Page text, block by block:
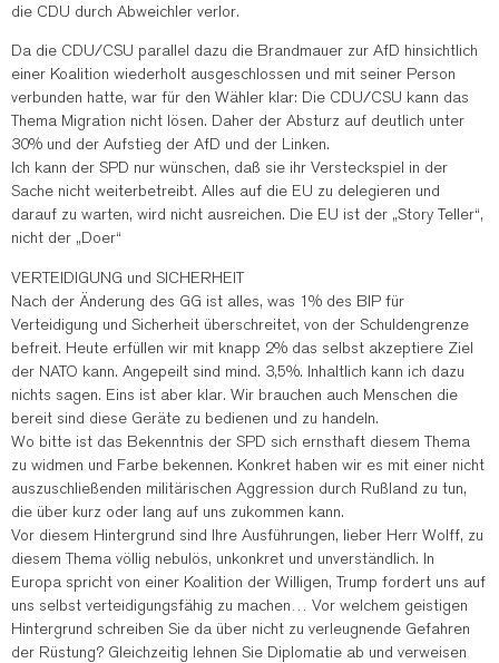
die CDU durch Abweichler verlor.
Da die CDU/CSU parallel dazu die Brandmauer zur AfD hinsichtlich
einer Koalition wiederholt ausgeschlossen und mit seiner Person
verbunden hatte, war für den Wähler klar: Die CDU/CSU kann das
Thema Migration nicht lösen. Daher der Absturz auf deutlich unter
30% und der Aufstieg der AfD und der Linken.
Ich kann der SPD nur wünschen, daß sie ihr Versteckspiel in der
Sache nicht weiterbetreibt. Alles auf die EU zu delegieren und
darauf zu warten, wird nicht ausreichen. Die EU ist der „Story Teller“,
nicht der „Doer“
VERTEIDIGUNG und SICHERHEIT
Nach der Änderung des GG ist alles, was 1% des BIP für
Verteidigung und Sicherheit überschreitet, von der Schuldengrenze
befreit. Heute erfüllen wir mit knapp 2% das selbst akzeptiere Ziel
der NATO kann. Angepeilt sind mind. 3,5%. Inhaltlich kann ich dazu
nichts sagen. Eins ist aber klar. Wir brauchen auch Menschen die
bereit sind diese Geräte zu bedienen und zu handeln.
Wo bitte ist das Bekenntnis der SPD sich ernsthaft diesem Thema
zu widmen und Farbe bekennen. Konkret haben wir es mit einer nicht
auszuschließenden militärischen Aggression durch Rußland zu tun,
die über kurz oder lang auf uns zukommen kann.
Vor diesem Hintergrund sind Ihre Ausführungen, lieber Herr Wolff, zu
diesem Thema völlig nebulös, unkonkret und unverständlich. In
Europa spricht von einer Koalition der Willigen, Trump fordert uns auf
uns selbst verteidigungsfähig zu machen… Vor welchem geistigen
Hintergrund schreiben Sie da über nicht zu verleugnende Gefahren
der Rüstung? Gleichzeitig lehnen Sie Diplomatie ab und verweisen